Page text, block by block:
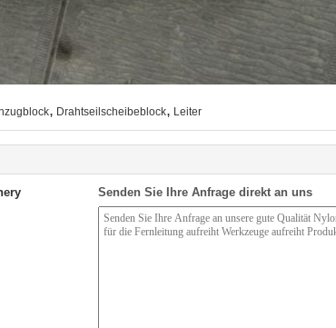
, Drahtseilscheibeblock, Leiter
Senden Sie Ihre Anfrage direkt an uns